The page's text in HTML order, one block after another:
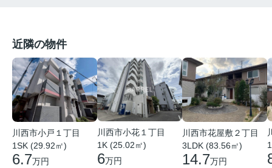
近隣の物件
川西市小戸１丁目
1SK (29.92㎡)
6.7万円
川西市小花１丁目
1K (25.02㎡)
6万円
川西市花屋敷２丁目
3LDK (83.56㎡)
14.7万円